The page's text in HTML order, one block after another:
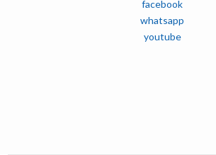
facebook
whatsapp
youtube